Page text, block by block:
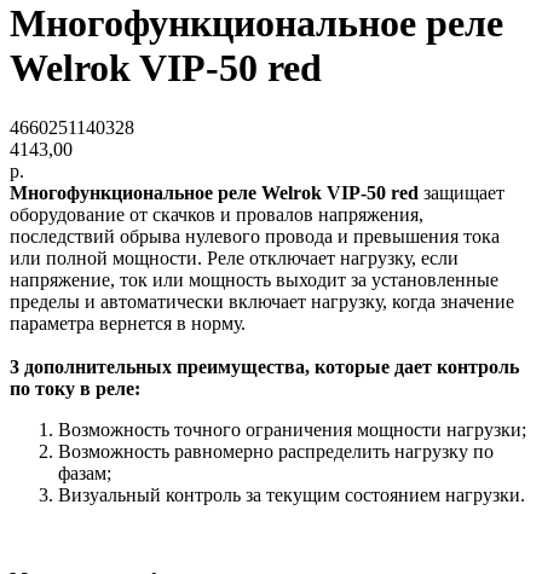
Многофункциональное реле
Welrok VIP-50 red
4660251140328
4143,00
р.
Многофункциональное реле Welrok VIP-50 red защищает
оборудование от скачков и провалов напряжения,
последствий обрыва нулевого провода и превышения тока
или полной мощности. Реле отключает нагрузку, если
напряжение, ток или мощность выходит за установленные
пределы и автоматически включает нагрузку, когда значение
параметра вернется в норму.
3 дополнительных преимущества, которые дает контроль
по току в реле:
Возможность точного ограничения мощности нагрузки;
Возможность равномерно распределить нагрузку по
фазам;
Визуальный контроль за текущим состоянием нагрузки.